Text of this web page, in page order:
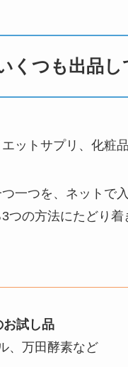
くつも出品
ットサプリ、化粧
一つを、ネットで
つの方法にたどり着
お試し品
、万田酵素など